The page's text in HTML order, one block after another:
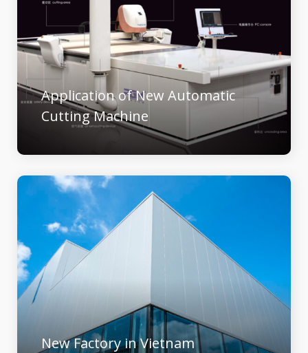
Application of New Automatic
Cutting Machine
New Factory in Vietnam